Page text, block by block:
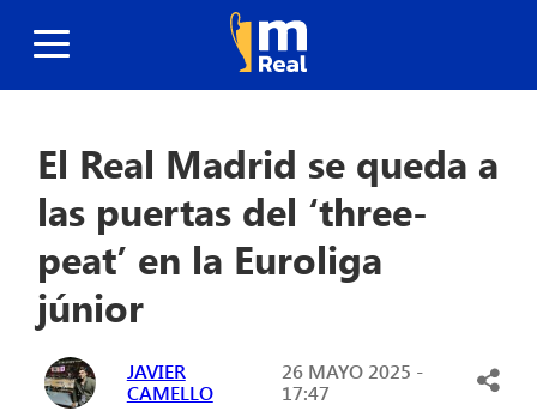
El Real Madrid se queda a
las puertas del ‘three-
peat’ en la Euroliga
júnior
JAVIER
CAMELLO
26 MAYO 2025 -
17:47